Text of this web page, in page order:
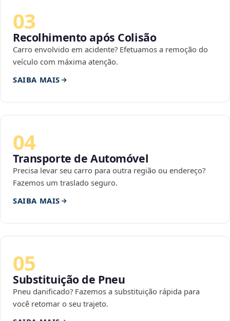
03
Recolhimento após Colisão
Carro envolvido em acidente? Efetuamos a remoção do
veículo com máxima atenção.
SAIBA MAIS
04
Transporte de Automóvel
Precisa levar seu carro para outra região ou endereço?
Fazemos um traslado seguro.
SAIBA MAIS
05
Substituição de Pneu
Pneu danificado? Fazemos a substituição rápida para
você retomar o seu trajeto.